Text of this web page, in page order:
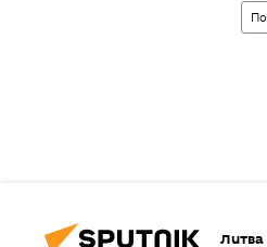
Литва